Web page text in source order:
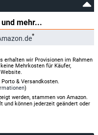
und mehr...
*
erhalten wir Provisionen im Rahmen
Mehrkosten für Käufer,
& Versandkosten.
)
werden, stammen von Amazon.
und können jederzeit geändert oder